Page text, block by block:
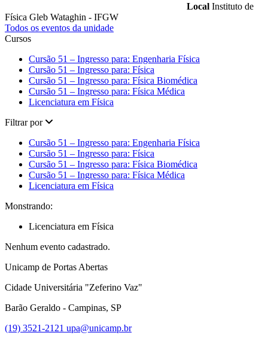
Local Instituto de
Física Gleb Wataghin - IFGW
Todos os eventos da unidade
Cursos
Cursão 51 – Ingresso para: Engenharia Física
Cursão 51 – Ingresso para: Física
Cursão 51 – Ingresso para: Física Biomédica
Cursão 51 – Ingresso para: Física Médica
Licenciatura em Física
Filtrar por
Cursão 51 – Ingresso para: Engenharia Física
Cursão 51 – Ingresso para: Física
Cursão 51 – Ingresso para: Física Biomédica
Cursão 51 – Ingresso para: Física Médica
Licenciatura em Física
Monstrando:
Licenciatura em Física
Nenhum evento cadastrado.
Unicamp de Portas Abertas
Cidade Universitária "Zeferino Vaz"
Barão Geraldo - Campinas, SP
(19) 3521-2121 upa@unicamp.br